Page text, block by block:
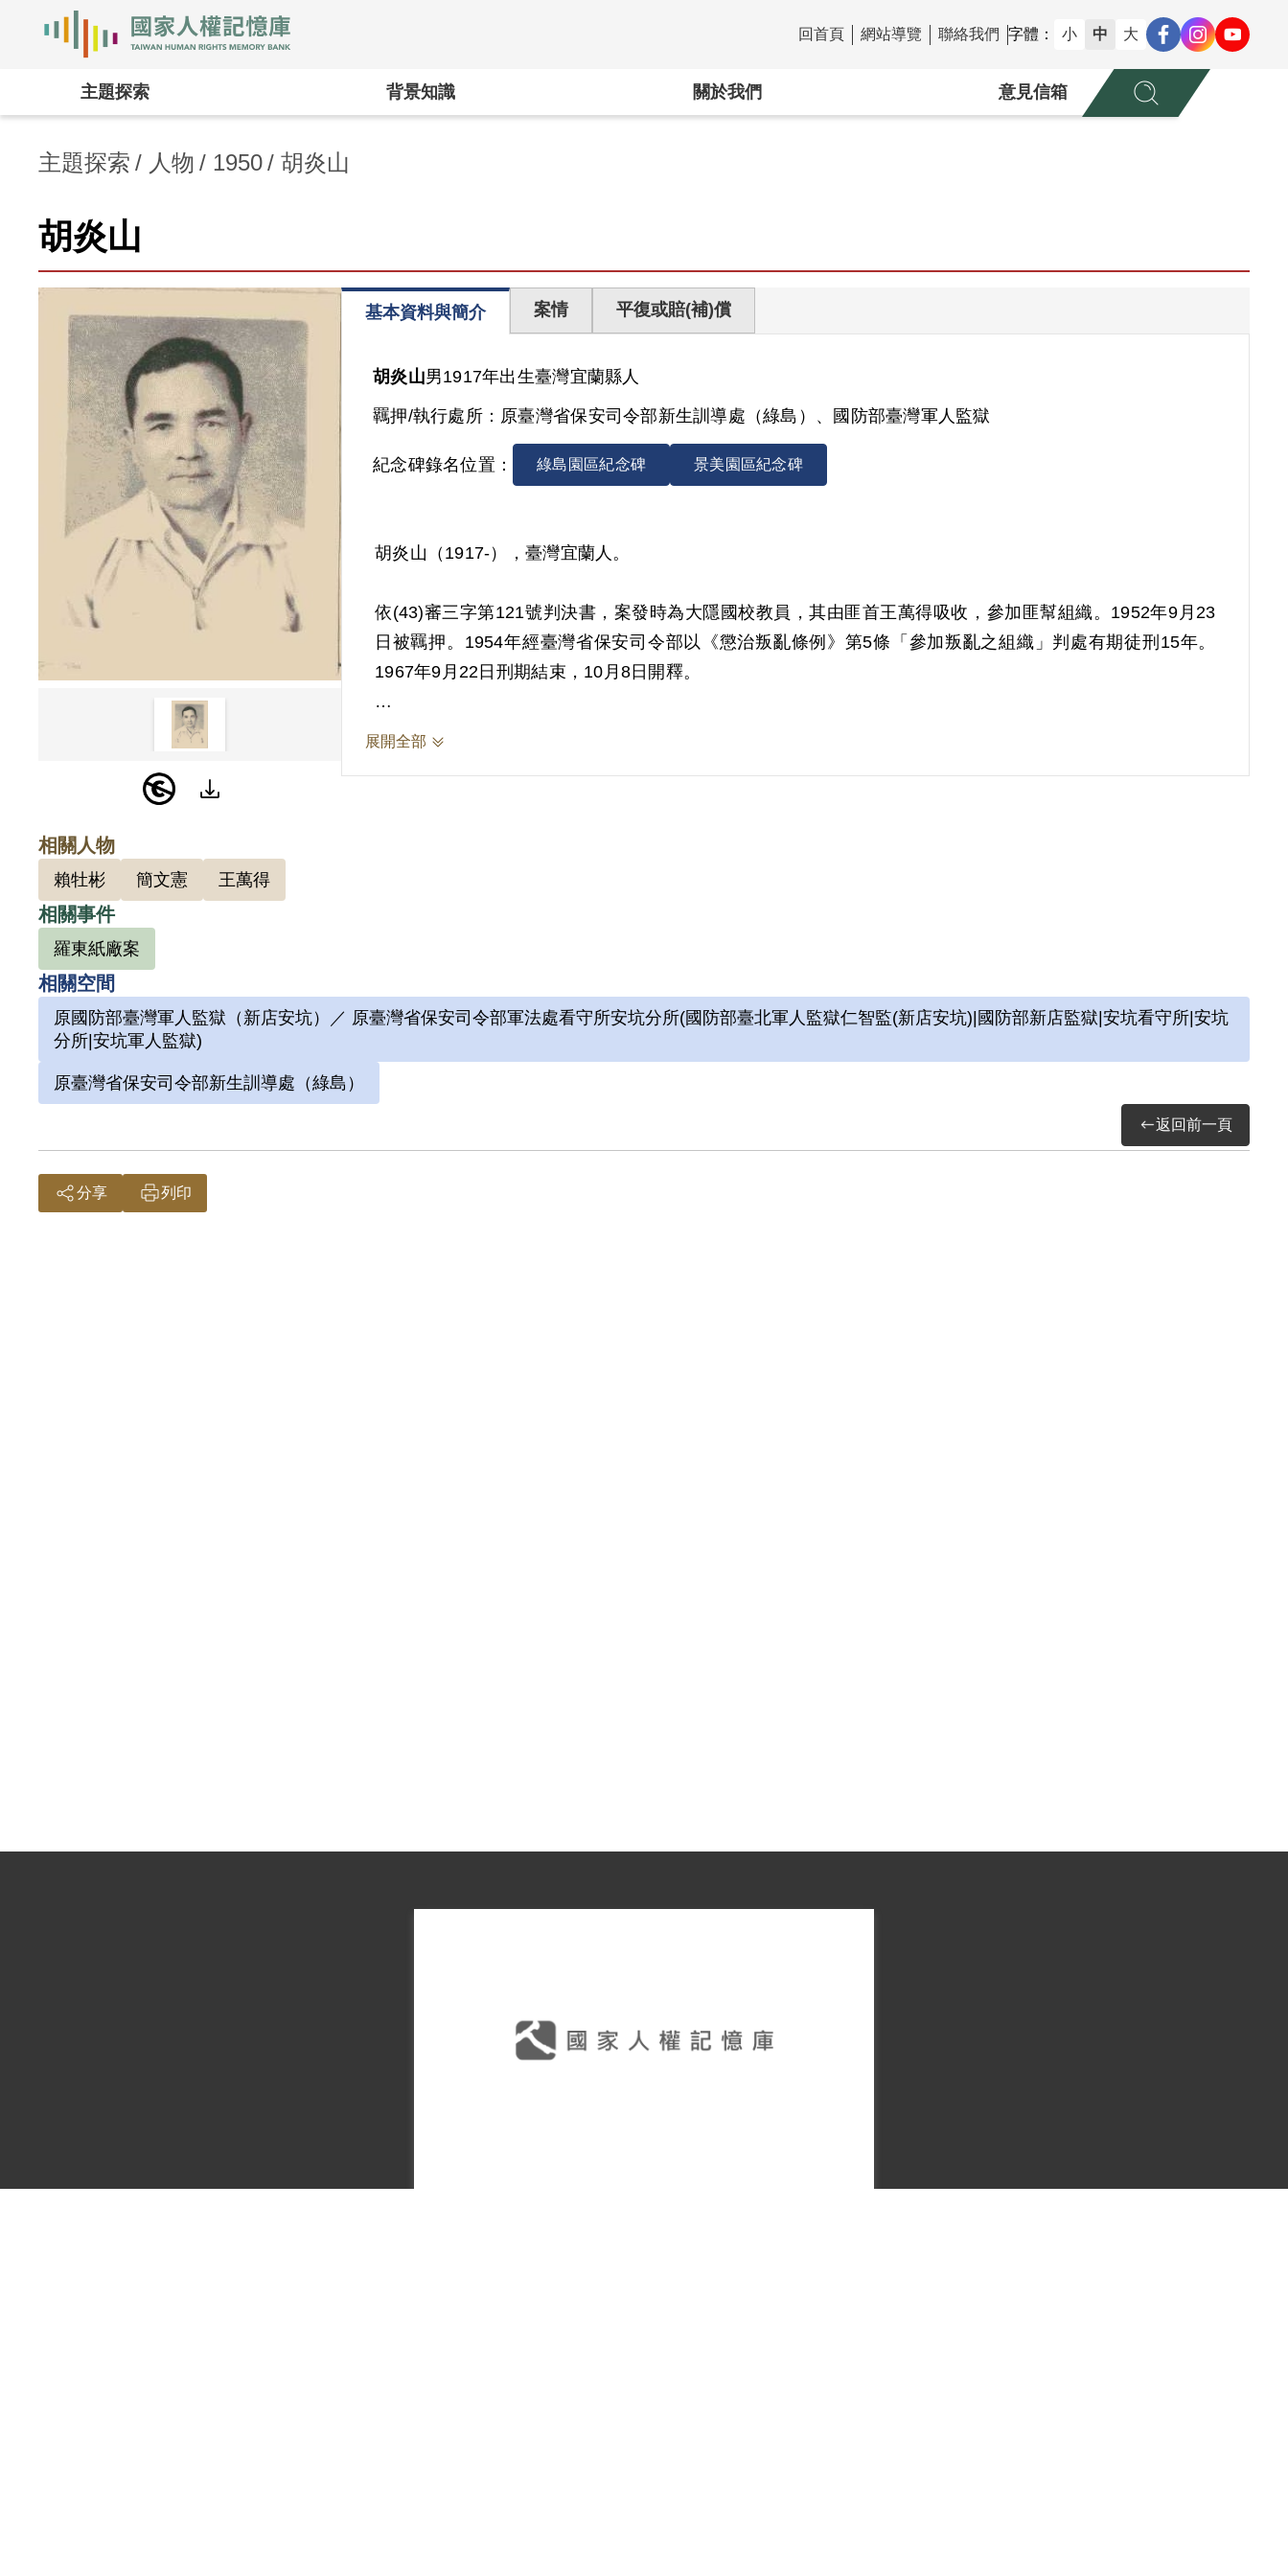
:::
回首頁 網站導覽 聯絡我們 字體： 小 中 大
主題探索 背景知識 關於我們 意見信箱
主題探索 人物 1950 胡炎山
胡炎山
基本資料與簡介 案情 平復或賠(補)償
胡炎山男1917年出生臺灣宜蘭縣人
羈押/執行處所： 原臺灣省保安司令部新生訓導處（綠島）、國防部臺灣軍人監獄
紀念碑錄名位置： 綠島園區紀念碑 景美園區紀念碑
胡炎山（1917-），臺灣宜蘭人。
依(43)審三字第121號判決書，案發時為大隱國校教員，其由匪首王萬得吸收，參加匪幫組織。1952年9月23
日被羈押。1954年經臺灣省保安司令部以《懲治叛亂條例》第5條「參加叛亂之組織」判處有期徒刑15年。
1967年9月22日刑期結束，10月8日開釋。
其於1999年6月向補償基金會提出申請，2001年7月經第2屆第8次董監事會審核通過予以補償。補償理由為原
展開全部
相關人物
賴牡彬 簡文憲 王萬得
相關事件
羅東紙廠案
相關空間
原國防部臺灣軍人監獄（新店安坑）／ 原臺灣省保安司令部軍法處看守所安坑分所(國防部臺北軍人監獄仁智監(新店安坑)|國防部新店監獄|安坑看守所|安坑
分所|安坑軍人監獄)
原臺灣省保安司令部新生訓導處（綠島）
返回前一頁
分享 列印